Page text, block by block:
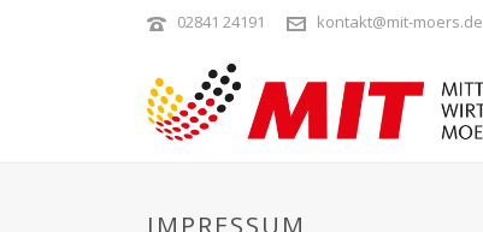
02841 24191 kontakt@mit-moers.de
IMPRESSUM